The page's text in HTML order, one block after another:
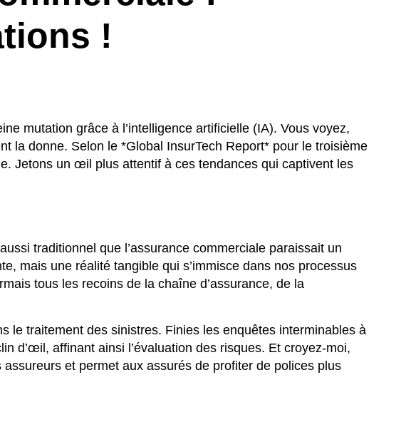
!
mutation grâce à l’intelligence artificielle (IA). Vous voyez,
la donne. Selon le *Global InsurTech Report* pour le troisième
Jetons un œil plus attentif à ces tendances qui captivent les
traditionnel que l’assurance commerciale paraissait un
mais une réalité tangible qui s’immisce dans nos processus
tous les recoins de la chaîne d’assurance, de la
le traitement des sinistres. Finies les enquêtes interminables à
d’œil, affinant ainsi l’évaluation des risques. Et croyez-moi,
et permet aux assurés de profiter de polices plus